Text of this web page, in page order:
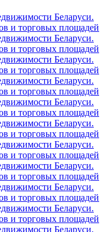
Беларуси.
и торговых площадей
Беларуси.
и торговых площадей
Беларуси.
и торговых площадей
Беларуси.
и торговых площадей
Беларуси.
и торговых площадей
Беларуси.
и торговых площадей
Беларуси.
и торговых площадей
Беларуси.
и торговых площадей
Беларуси.
и торговых площадей
Беларуси.
и торговых площадей
Беларуси.